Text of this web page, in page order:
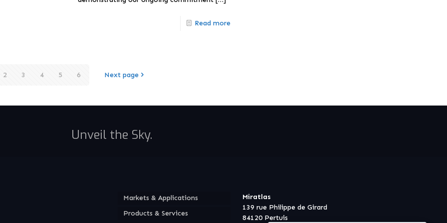
Read more
2 3 4 5 6 Next page
Unveil the Sky.
Markets & Applications
Products & Services
Miratlas
139 rue Philippe de Girard
84120 Pertuis